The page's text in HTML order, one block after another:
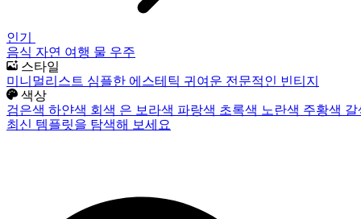
인기
음식 자연 여행 물 우주
스타일
미니멀리스트 심플한 에스테틱 귀여운 전문적인 빈티지
색상
검은색 하얀색 회색 은 보라색 파랑색 초록색 노란색 주황색
최신 템플릿을 탐색해 보세요